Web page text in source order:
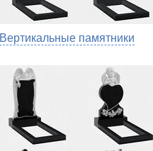
Вертикальные памятники